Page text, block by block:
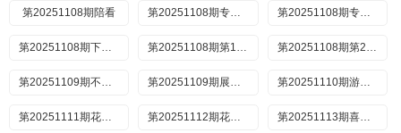
第20251108期陪看 第20251108期专门陪你看鑫仔 第20251108期专门陪你看苗若芃
第20251108期下密室纯享版 第20251108期第1赛段TOP5作品纯享 第20251108期第2赛段TOP5作品纯享
第20251109期不好笑惩罚室 第20251109期展演特辑 第20251110期游戏时间
第20251111期花絮合集 第20251112期花絮合集 第20251113期喜人聚会